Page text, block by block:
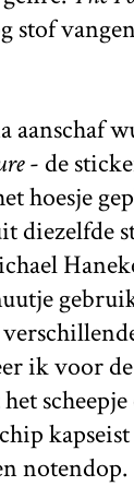
stof
aanschaf
- de
hoesje
diezelfde
ik voor
notendop.